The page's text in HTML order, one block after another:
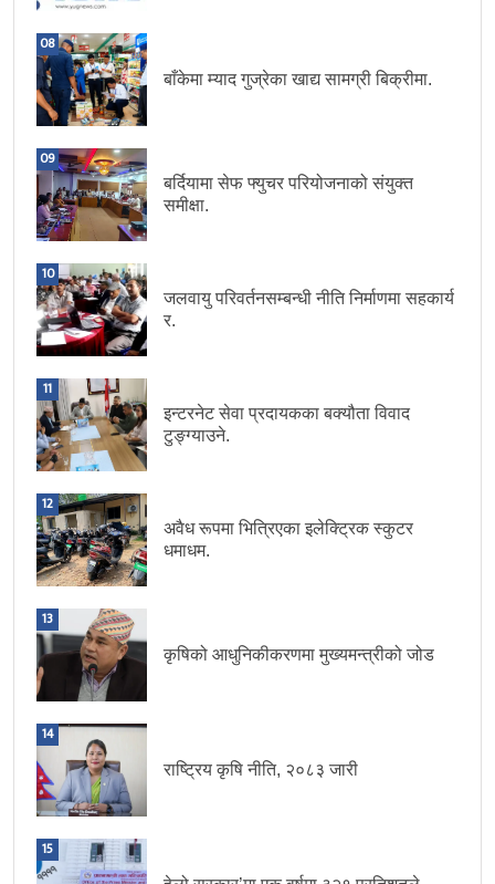
08
बाँकेमा म्याद गुज्रेका खाद्य सामग्री बिक्रीमा.
09
बर्दियामा सेफ फ्युचर परियोजनाको संयुक्त
समीक्षा.
10
जलवायु परिवर्तनसम्बन्धी नीति निर्माणमा सहकार्य
र.
11
इन्टरनेट सेवा प्रदायकका बक्यौता विवाद
टुङ्ग्याउने.
12
अवैध रूपमा भित्रिएका इलेक्ट्रिक स्कुटर
धमाधम.
13
कृषिको आधुनिकीकरणमा मुख्यमन्त्रीको जोड
14
राष्ट्रिय कृषि नीति, २०८३ जारी
15